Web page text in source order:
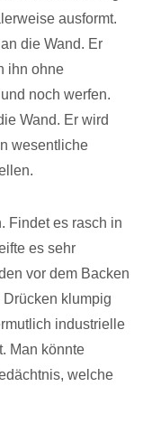
ausformt.
die Wand. Er
ihn ohne
noch werfen.
Wand. Er wird
wesentliche
Findet es rasch in
es sehr
vor dem Backen
klumpig
industrielle
Man könnte
welche